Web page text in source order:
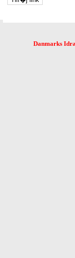
Danmarks